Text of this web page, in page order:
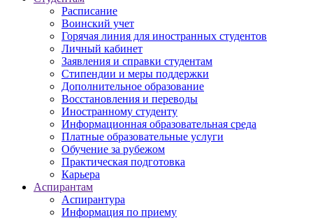
Расписание
Воинский учет
Горячая линия для иностранных студентов
Личный кабинет
Заявления и справки студентам
Стипендии и меры поддержки
Дополнительное образование
Восстановления и переводы
Иностранному студенту
Информационная образовательная среда
Платные образовательные услуги
Обучение за рубежом
Практическая подготовка
Карьера
Аспирантам
Аспирантура
Информация по приему